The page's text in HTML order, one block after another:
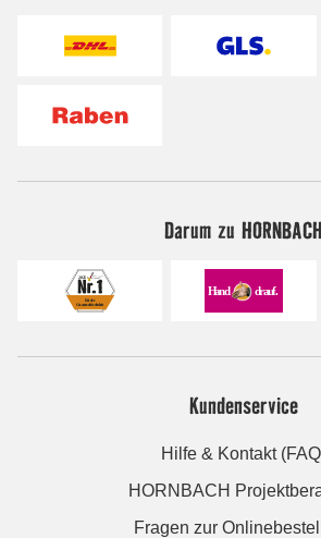
Darum zu HORNBACH
Kundenservice
Hilfe & Kontakt
HORNBACH
Fragen zur